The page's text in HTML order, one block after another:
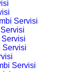
Servisi
Servisi
Servisi
Servisi